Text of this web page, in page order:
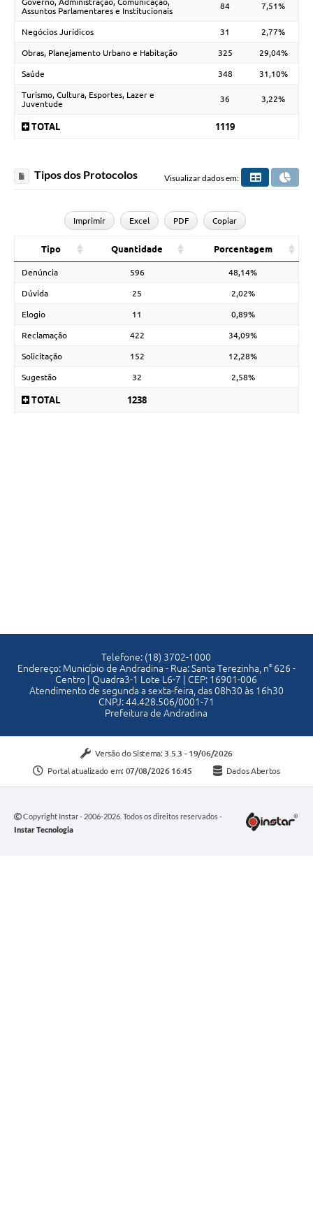
Governo, Administração, Comunicação,
Assuntos Parlamentares e Institucionais
84 7,51%
Negócios Jurídicos 31 2,77%
Obras, Planejamento Urbano e Habitação 325 29,04%
Saúde 348 31,10%
Turismo, Cultura, Esportes, Lazer e
Juventude
36 3,22%
TOTAL 1119
Tipos dos Protocolos Visualizar dados em:
Imprimir Excel PDF Copiar
Tipo Quantidade Porcentagem
Denúncia 596 48,14%
Dúvida 25 2,02%
Elogio 11 0,89%
Reclamação 422 34,09%
Solicitação 152 12,28%
Sugestão 32 2,58%
TOTAL 1238
Telefone: (18) 3702-1000
Endereço: Município de Andradina - Rua: Santa Terezinha, n° 626 -
Centro | Quadra3-1 Lote L6-7 | CEP: 16901-006
Atendimento de segunda a sexta-feira, das 08h30 às 16h30
CNPJ: 44.428.506/0001-71
Prefeitura de Andradina
Versão do Sistema: 3.5.3 - 19/06/2026
Portal atualizado em: 07/08/2026 16:45 Dados Abertos
Copyright Instar - 2006-2026. Todos os direitos reservados -
Instar Tecnologia